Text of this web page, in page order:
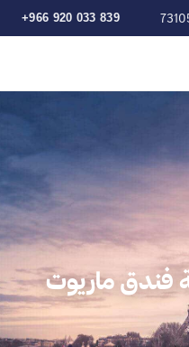
+966 920 033 839
فندق ماريوت